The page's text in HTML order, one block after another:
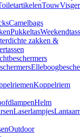
Touw
Camelbags
Pukkeltas
zakken &
Koppelriem
Helm
Laserlampjes
Outdoor